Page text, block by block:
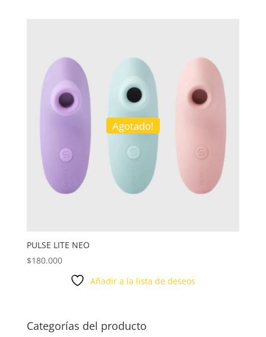
Agotado!
PULSE LITE NEO
$180.000
Añadir a la lista de deseos
Categorías del producto